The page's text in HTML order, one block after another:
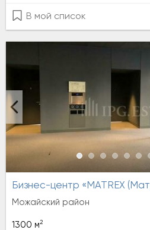
В мой список
Бизнес-центр «MATREX
Можайский район
1300 м2